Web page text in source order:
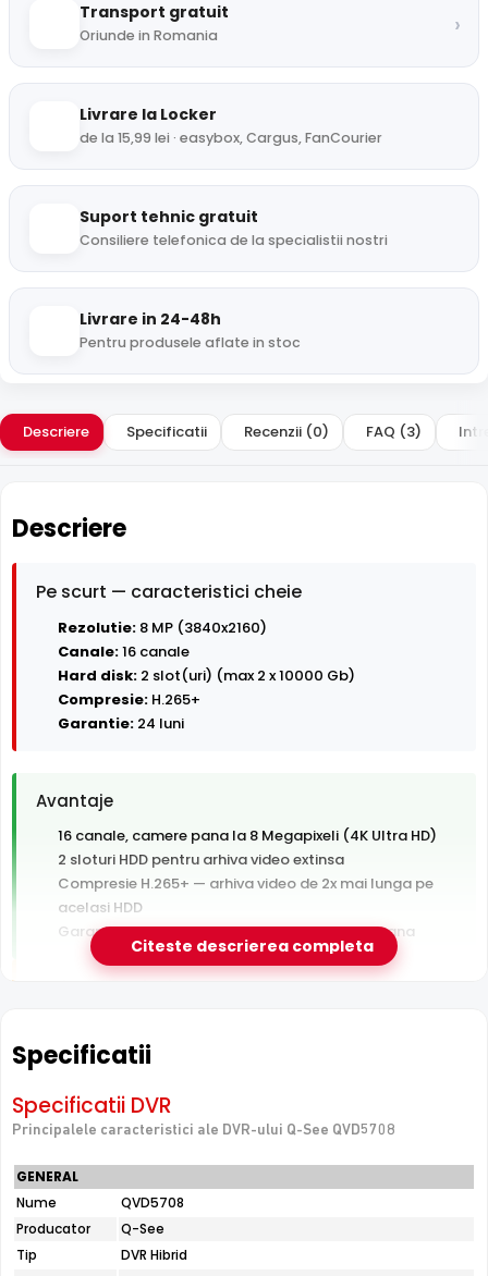
Transport gratuit
Oriunde in Romania ›
Livrare la Locker
de la 15,99 lei · easybox, Cargus, FanCourier
Suport tehnic gratuit
Consiliere telefonica de la specialistii nostri
Livrare in 24-48h
Pentru produsele aflate in stoc
Descriere Specificatii Recenzii (0) FAQ (3)
Descriere
Pe scurt — caracteristici cheie
Rezolutie: 8 MP (3840x2160)
Canale:16 canale
Hard disk: 2 slot(uri) (max 2 x 10000 Gb)
Compresie: H.265+
Garantie: 24 luni
Avantaje
16 canale, camere pana la 8 Megapixeli (4K Ultra HD)
2 sloturi HDD pentru arhiva video extinsa
Compresie H.265+ — arhiva video de 2x mai lunga pe
acelasi HDD
Garantie 24 luni si suport tehnic gratuit in romana
Fara switch PoE integrat — camerele au nevoie de
switch sau alimentare separata
e-Camere.ro recomanda acest produs pentru:
firme, magazine si pensiuni.
16 Canale Video
Q-See QVD5708 suporta conectarea a pana la
Citeste descrierea completa
Specificatii
Specificatii DVR
Principalele caracteristici ale DVR-ului Q-See QVD5708
GENERAL
Nume
QVD5708
Producator
Q-See
Tip
DVR Hibrid